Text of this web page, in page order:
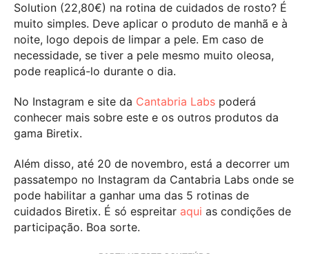
Solution (22,80€) na rotina de cuidados de rosto? É
muito simples. Deve aplicar o produto de manhã e à
noite, logo depois de limpar a pele. Em caso de
necessidade, se tiver a pele mesmo muito oleosa,
pode reaplicá-lo durante o dia.
No Instagram e site da Cantabria Labs poderá
conhecer mais sobre este e os outros produtos da
gama Biretix.
Além disso, até 20 de novembro, está a decorrer um
passatempo no Instagram da Cantabria Labs onde se
pode habilitar a ganhar uma das 5 rotinas de
cuidados Biretix. É só espreitar aqui as condições de
participação. Boa sorte.